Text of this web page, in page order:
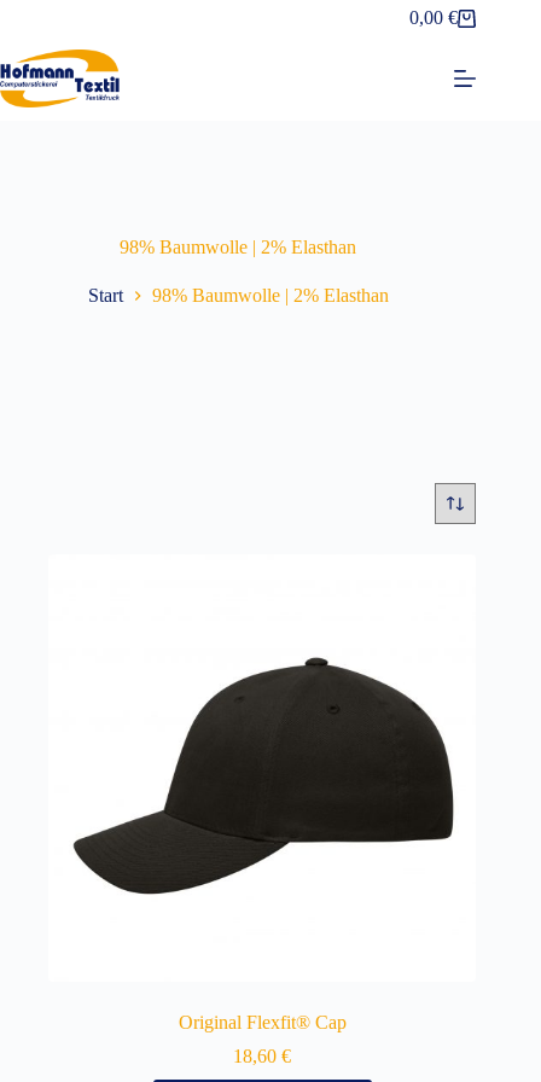
springen
Warenkorb
0,00€
98% Baumwolle | 2% Elasthan
Start 98% Baumwolle | 2% Elasthan
Original Flexfit® Cap
18,60€